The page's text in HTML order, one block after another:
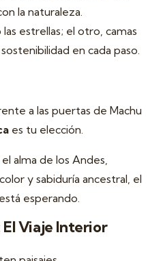
la naturaleza.
estrellas; el otro, camas
en cada paso.
a las puertas de Machu
es tu elección.
alma de los Andes,
y sabiduría ancestral, el
esperando.
El Viaje Interior